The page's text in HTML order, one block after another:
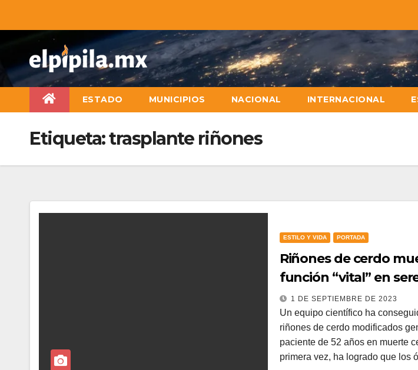
ESTADO MUNICIPIOS NACIONAL INTERNACIONAL
Etiqueta:trasplante riñones
ESTILO Y VIDA PORTADA
Riñones de cerdo
función “vital” en
1 DE SEPTIEMBRE DE 2023
Un equipo científico ha
riñones de cerdo modificados
paciente de 52 años en muerte
primera vez, ha logrado que los